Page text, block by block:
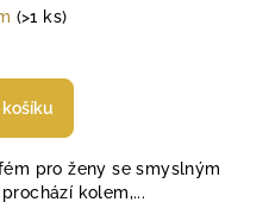
(>1 ks)
hodnocení
produktu
z
5
košíku
pro ženy se smyslným
kolem,...